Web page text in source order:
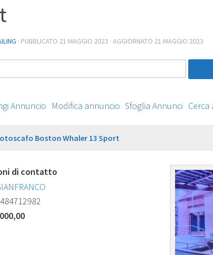
· PUBBLICATO 21 MAGGIO 2023 · AGGIORNATO 21 MAGGIO 2023
Annuncio Modifica annuncio Sfoglia Annunci Cerca
Boston Whaler 13 Sport
di contatto